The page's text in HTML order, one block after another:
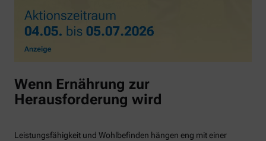
Wenn Ernährung zur
Herausforderung wird
Leistungsfähigkeit und Wohlbefinden hängen eng mit einer